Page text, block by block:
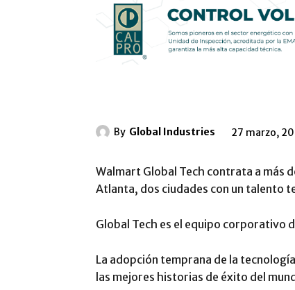
By Global Industries 27 marzo,
Walmart Global Tech contrata a más
Atlanta, dos ciudades con un talento
Global Tech es el equipo corporativo
La adopción temprana de la
las mejores historias de éxito del